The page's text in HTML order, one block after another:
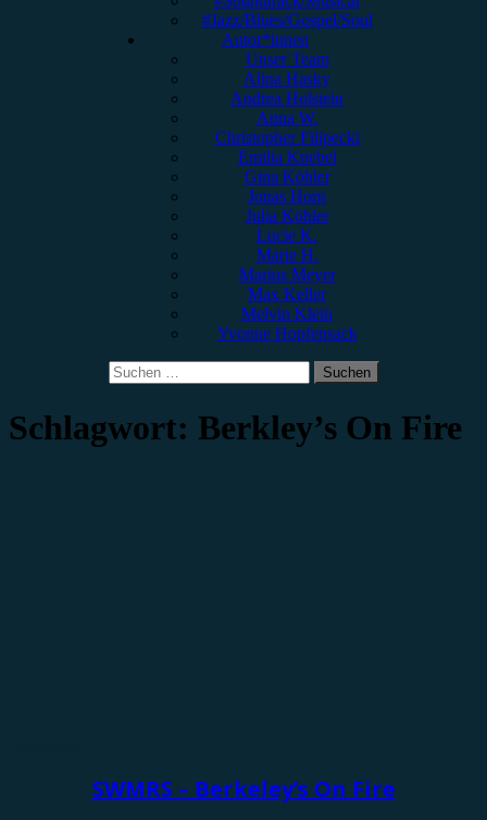
#Jazz/Blues/Gospel/Soul
Autor*innen
Unser Team
Alina Hasky
Andrea Holstein
Anna W.
Christopher Filipecki
Emilia Knebel
Gina Köhler
Jonas Horn
Julia Köhler
Lucie K.
Marie H.
Marius Meyer
Max Keller
Melvin Klein
Yvonne Hopfensack
Suchen
nach:
Schlagwort: Berkley’s On Fire
SWMRS – Berkeley’s On Fire